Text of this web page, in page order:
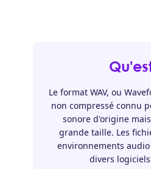
Le format WAV, ou
non compressé connu
sonore d'origine
grande taille. Les
environnements
divers